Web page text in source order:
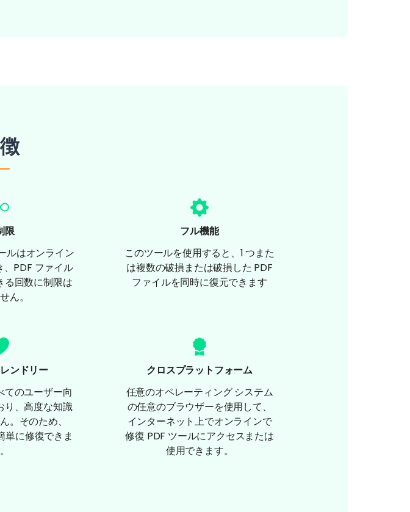
限
ルはオンライン
PDF ファイル
る回数に制限は
ん。
フル機能
このツールを使用すると、1 つまた
は複数の破損または破損した PDF
ファイルを同時に復元できます
ンドリー
てのユーザー向
り、高度な知識
。そのため、
単に修復できま
クロスプラットフォーム
任意のオペレーティング システム
の任意のブラウザーを使用して、
インターネット上でオンラインで
修復 PDF ツールにアクセスまたは
使用できます。